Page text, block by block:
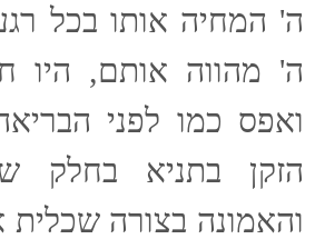
ה' המחיה אותו בכל
ה' מהווה אותם, היו
ואפס כמו לפני
הזקן בתניא בחלק
והאמונה בצורה